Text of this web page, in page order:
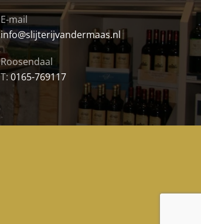
E-mail
info@slijterijvandermaas.nl
Roosendaal
T:0165-769117